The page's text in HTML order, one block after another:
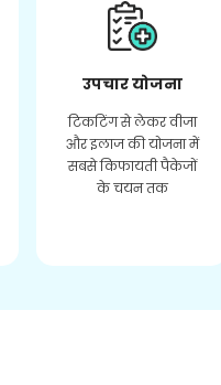
उपचार योजना
टिकटिंग से लेकर वीजा
और इलाज की योजना में
सबसे किफायती पैकेजों
के चयन तक